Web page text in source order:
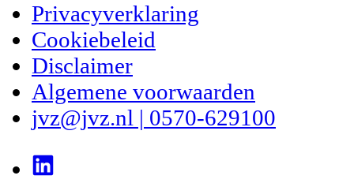
Privacyverklaring
Cookiebeleid
Disclaimer
Algemene voorwaarden
jvz@jvz.nl | 0570-629100